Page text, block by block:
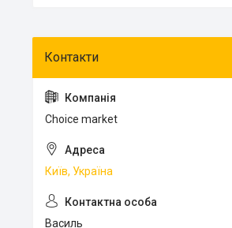
Choice market
Київ, Україна
Василь